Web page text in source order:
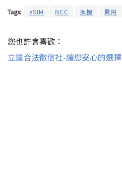
Tags: eSIM NCC 換機 費用
您也許會喜歡：
立達合法徵信社-讓您安心的選擇